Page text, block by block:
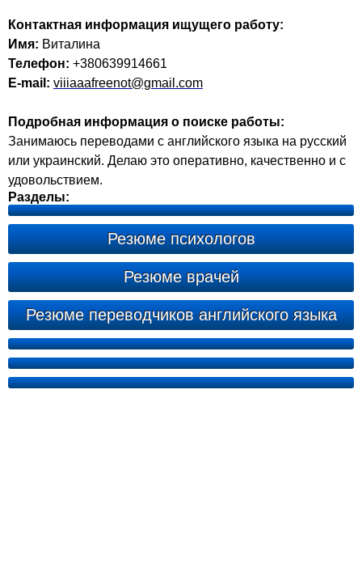
Контактная информация ищущего работу:
Имя: Виталина
Телефон: +380639914661
E-mail: viiiaaafreenot@gmail.com
Подробная информация о поиске работы:
Занимаюсь переводами с английского языка на русский
или украинский. Делаю это оперативно, качественно и с
удовольствием.
Разделы:
Резюме психологов
Резюме врачей
Резюме переводчиков английского языка